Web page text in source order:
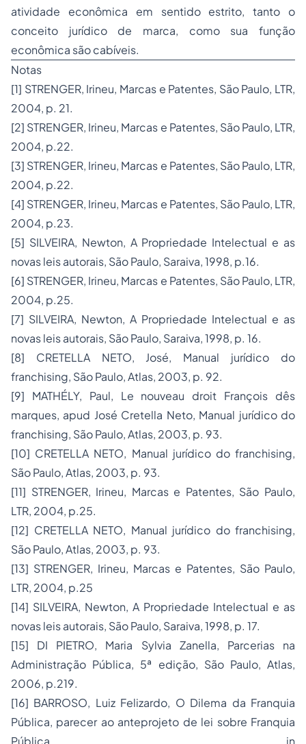
atividade econômica em sentido estrito, tanto o
conceito jurídico de marca, como sua função
econômica são cabíveis.
Notas
[1] STRENGER, Irineu, Marcas e Patentes, São Paulo, LTR,
2004, p. 21.
[2] STRENGER, Irineu, Marcas e Patentes, São Paulo, LTR,
2004, p.22.
[3] STRENGER, Irineu, Marcas e Patentes, São Paulo, LTR,
2004, p.22.
[4] STRENGER, Irineu, Marcas e Patentes, São Paulo, LTR,
2004, p.23.
[5] SILVEIRA, Newton, A Propriedade Intelectual e as
novas leis autorais, São Paulo, Saraiva, 1998, p.16.
[6] STRENGER, Irineu, Marcas e Patentes, São Paulo, LTR,
2004, p.25.
[7] SILVEIRA, Newton, A Propriedade Intelectual e as
novas leis autorais, São Paulo, Saraiva, 1998, p. 16.
[8] CRETELLA NETO, José, Manual jurídico do
franchising, São Paulo, Atlas, 2003, p. 92.
[9] MATHÉLY, Paul, Le nouveau droit François dês
marques, apud José Cretella Neto, Manual jurídico do
franchising, São Paulo, Atlas, 2003, p. 93.
[10] CRETELLA NETO, Manual jurídico do franchising,
São Paulo, Atlas, 2003, p. 93.
[11] STRENGER, Irineu, Marcas e Patentes, São Paulo,
LTR, 2004, p.25.
[12] CRETELLA NETO, Manual jurídico do franchising,
São Paulo, Atlas, 2003, p. 93.
[13] STRENGER, Irineu, Marcas e Patentes, São Paulo,
LTR, 2004, p.25
[14] SILVEIRA, Newton, A Propriedade Intelectual e as
novas leis autorais, São Paulo, Saraiva, 1998, p. 17.
[15] DI PIETRO, Maria Sylvia Zanella, Parcerias na
Administração Pública, 5ª edição, São Paulo, Atlas,
2006, p.219.
[16] BARROSO, Luiz Felizardo, O Dilema da Franquia
Pública, parecer ao anteprojeto de lei sobre Franquia
Pública in